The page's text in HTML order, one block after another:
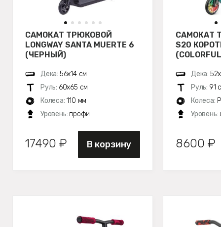
САМОКАТ ТРЮКОВОЙ
LONGWAY SANTA MUERTE 6
(ЧЕРНЫЙ)
Дека: 56х14 см
Руль: 60х65 см
Колеса: 110 мм
Уровень: профи
17490 ₽ В корзину
САМОКАТ
S20
Дека:
Руль: 91
Колеса:
Уровень:
8600 ₽